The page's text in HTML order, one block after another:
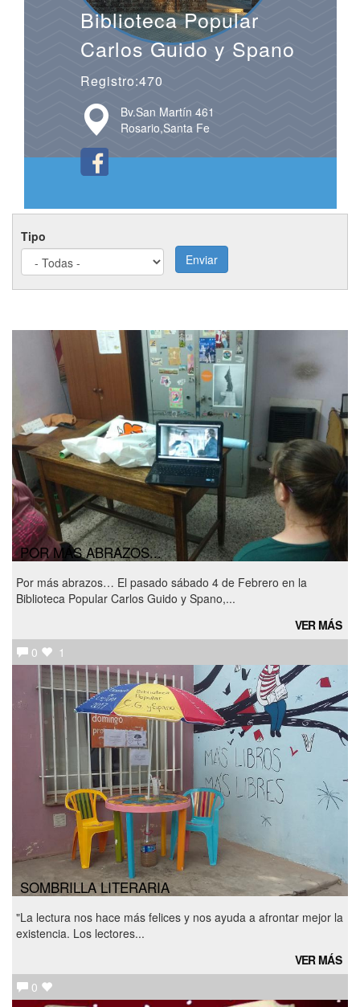
Biblioteca Popular
Carlos Guido y Spano
Registro:470
Bv.San Martín 461
Rosario,Santa Fe
Tipo
Enviar
POR MÁS ABRAZOS...
Por más abrazos… El pasado sábado 4 de Febrero en la
Biblioteca Popular Carlos Guido y Spano,...
VER MÁS
0
1
SOMBRILLA LITERARIA
"La lectura nos hace más felices y nos ayuda a afrontar mejor la
existencia. Los lectores...
VER MÁS
0